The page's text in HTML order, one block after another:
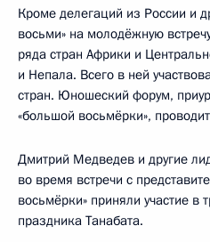
Кроме делегаций из России и
восьми» на молодёжную
ряда стран Африки и
и Непала. Всего в ней
стран. Юношеский форум,
«большой восьмёрки»,
Дмитрий Медведев и другие
во время встречи с
восьмёрки» приняли участие в
праздника Танабата.